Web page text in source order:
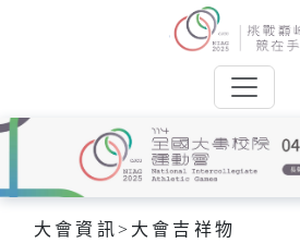
大會資訊> 大會吉祥物